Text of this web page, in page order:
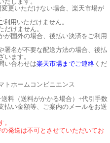
更いただけない場合、楽天市場が
用いただけません。
けません。
国外の場合、後払い決済をご利用
名が不要な配送方法の場合、後払
ます。
い合わせは楽天市場までご連絡 くだ
トホームコンビニエンス
料（送料がかかる場合）+代引手数
払い金額等、ご案内のメールをお送
発送は不可とさせていただいてお